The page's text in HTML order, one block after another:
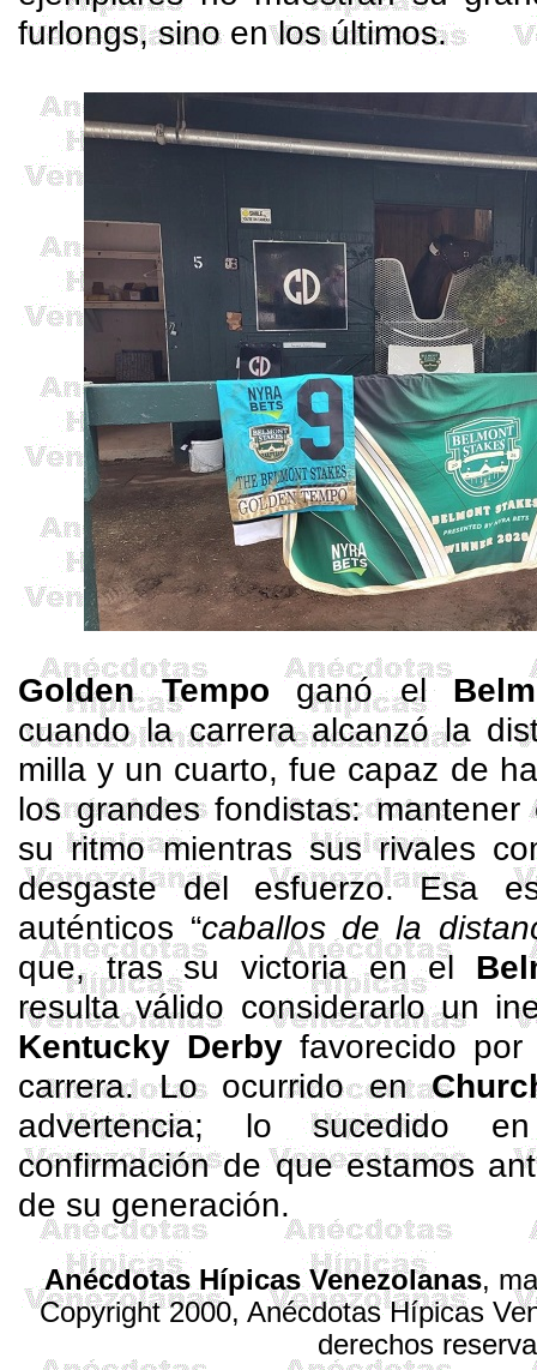
furlongs, sino en los últimos.
Golden Tempo ganó el
cuando la carrera alcanzó la
milla y un cuarto, fue capaz de
los grandes fondistas:
su ritmo mientras sus rivales
desgaste del esfuerzo. Esa
auténticos “caballos de la
que, tras su victoria en el
resulta válido considerarlo un
Kentucky Derbyfavorecido por
carrera. Lo ocurrido en
advertencia; lo sucedido
confirmación de que estamos
de su generación.
Anécdotas Hípicas Venezolanas,
Copyright 2000, Anécdotas Hípicas
derechos